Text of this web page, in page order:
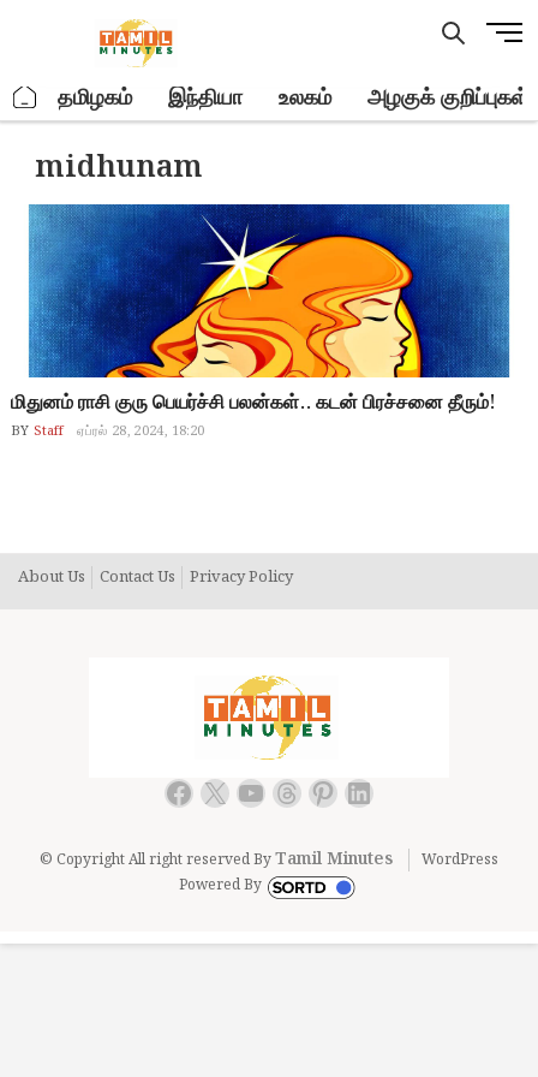
M
u
t
o
n
. தமிழகம் இந்தியா உலகம் அழகுக் குறிப்புகள்
midhunam
மிதுனம் ராசி குரு பெயர்ச்சி பலன்கள்.. கடன் பிரச்சனை தீரும்!
BY Staff ஏப்ரல் 28, 2024, 18:20
About Us Contact Us Privacy Policy
Facebook
X YouTube
Threads
Pinterest
LinkedIn
© Copyright All right reserved ByTamil Minutes
WordPress
Powered By